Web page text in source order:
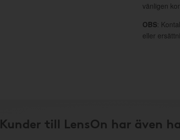
vänligen
OBS:
eller
Kunder till LensOn har även